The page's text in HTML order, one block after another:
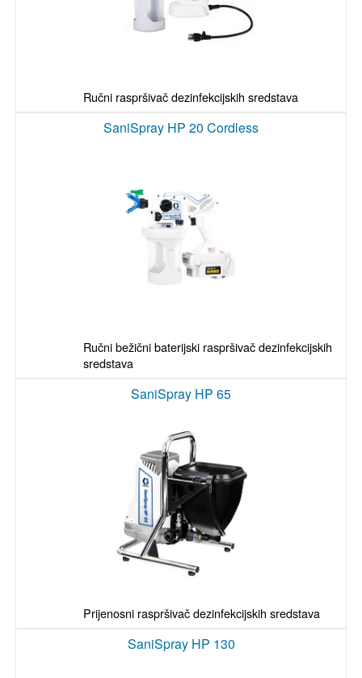
Ručni raspršivač dezinfekcijskih sredstava
SaniSpray HP 20 Cordless
Ručni bežični baterijski raspršivač dezinfekcijskih
sredstava
SaniSpray HP 65
Prijenosni raspršivač dezinfekcijskih sredstava
SaniSpray HP 130